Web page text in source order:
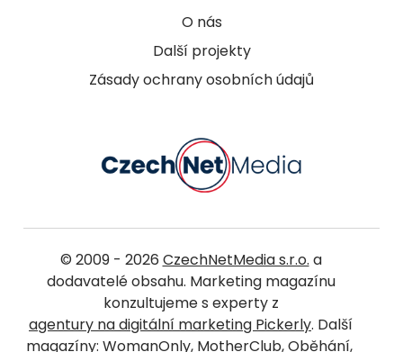
O nás
Další projekty
Zásady ochrany osobních údajů
© 2009 - 2026 CzechNetMedia s.r.o. a
dodavatelé obsahu. Marketing magazínu
konzultujeme s experty z
agentury na digitální marketing Pickerly. Další
magazíny: WomanOnly, MotherClub,Oběhání,